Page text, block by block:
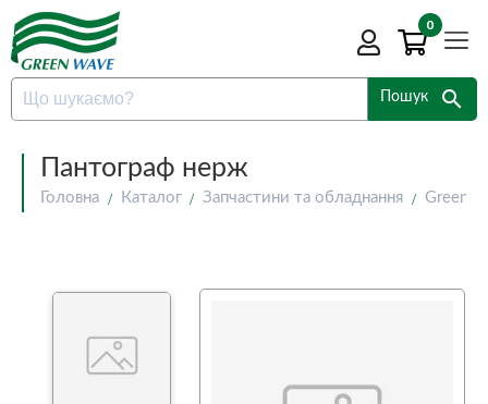
0
Пошук search
Пантограф нерж
Головна Каталог Запчастини та обладнання Green